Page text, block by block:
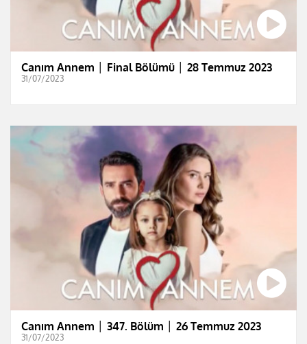
Canım Annem │ Final Bölümü │ 28 Temmuz 2023
31/07/2023
Canım Annem │ 347. Bölüm │ 26 Temmuz 2023
31/07/2023